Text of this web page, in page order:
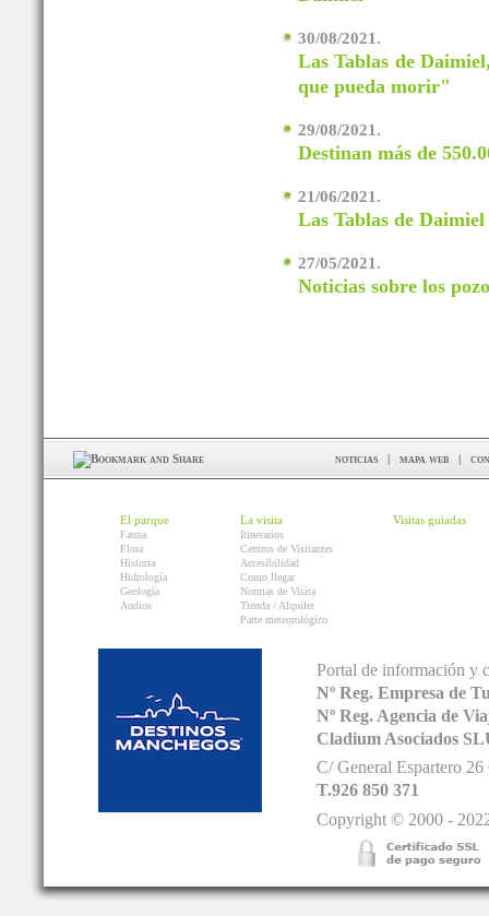
30/08/2021.
Las Tablas de
que pueda morir"
29/08/2021.
Destinan más de
21/06/2021.
Las Tablas de
27/05/2021.
Noticias sobre los
noticias | mapa web |
El parque
Fauna
Flora
Historia
Hidrología
Geología
Audios
La visita
Itinerarios
Centros de Visitantes
Accesibilidad
Como llegar
Normas de Visita
Tienda / Alquiler
Parte meteorológico
Visitas guiadas
Portal de información y
Nº Reg. Empresa de
Nº Reg. Agencia de
Cladium Asociados
C/ General Espartero
T.926 850 371
Copyright © 2000 -